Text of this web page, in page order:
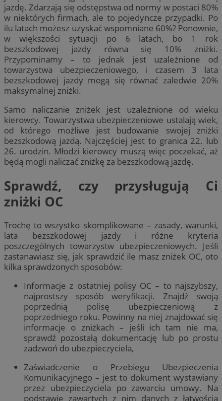
jazdę. Zdarzają się odstępstwa od normy w postaci 80%
w niektórych firmach, ale to pojedyncze przypadki. Po
ilu latach możesz uzyskać wspomniane 60%? Ponownie,
w większości sytuacji po 6 latach, bo 1 rok
bezszkodowej jazdy równa się 10% zniżki.
Przypominamy – to jednak jest uzależnione od
towarzystwa ubezpieczeniowego, i czasem 3 lata
bezszkodowej jazdy mogą się równać zaledwie 20%
maksymalnej zniżki.
Samo naliczanie zniżek jest uzależnione od wieku
kierowcy. Towarzystwa ubezpieczeniowe ustalają wiek,
od którego możliwe jest budowanie swojej zniżki
bezszkodową jazdą. Najczęściej jest to granica 22. lub
26. urodzin. Młodzi kierowcy muszą więc poczekać, aż
będą mogli naliczać zniżkę za bezszkodową jazdę.
Sprawdź, czy przysługują Ci
zniżki OC
Trochę to wszystko skomplikowane – zasady, warunki,
lata bezszkodowej jazdy i różne kryteria
poszczególnych towarzystw ubezpieczeniowych. Jeśli
zastanawiasz się, jak sprawdzić ile masz zniżek OC, oto
kilka sprawdzonych sposobów:
Informacje z ostatniej polisy OC – to najszybszy,
najprostszy sposób weryfikacji. Znajdź swoją
poprzednią polisę ubezpieczeniową z
poprzedniego roku. Powinny na niej znajdować się
informacje o zniżkach – jeśli ich tam nie ma,
sprawdź pozostałą dokumentację lub po prostu
zadzwoń do ubezpieczyciela,
Zaświadczenie o Przebiegu Ubezpieczenia
Komunikacyjnego – jest to dokument wystawiany
przez ubezpieczyciela po zawarciu umowy. Na
podstawie zawartych z nim danych z łatwością